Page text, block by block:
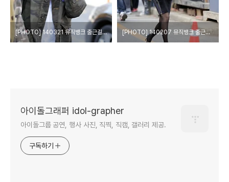
[PHOTO] 140321 뮤직뱅크 출근길 by Girls Grapher [PHOTO] 140207 뮤직뱅크 출근길 by Girls Grapher
아이돌그래퍼 idol-grapher
아이돌그룹 공연, 행사 사진, 직찍, 직캠, 갤러리 제공.
구독하기